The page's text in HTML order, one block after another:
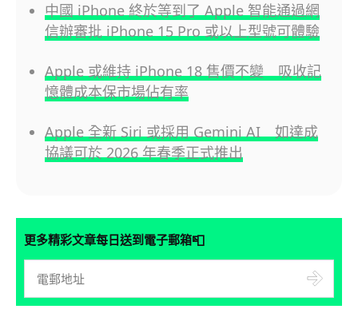
中國 iPhone 終於等到了 Apple 智能通過網
信辦審批 iPhone 15 Pro 或以上型號可體驗
Apple 或維持 iPhone 18 售價不變 吸收記
憶體成本保市場佔有率
Apple 全新 Siri 或採用 Gemini AI 如達成
協議可於 2026 年春季正式推出
更多精彩文章每日送到電子郵箱📮